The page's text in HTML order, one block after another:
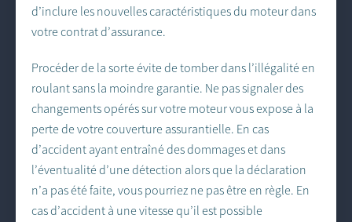
d’inclure les nouvelles caractéristiques du moteur dans
votre contrat d’assurance.
Procéder de la sorte évite de tomber dans l’illégalité en
roulant sans la moindre garantie. Ne pas signaler des
changements opérés sur votre moteur vous expose à la
perte de votre couverture assurantielle. En cas
d’accident ayant entraîné des dommages et dans
l’éventualité d’une détection alors que la déclaration
n’a pas été faite, vous pourriez ne pas être en règle. En
cas d’accident à une vitesse qu’il est possible